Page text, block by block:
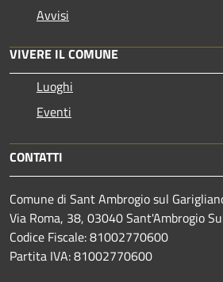
Avvisi
VIVERE IL COMUNE
Luoghi
Eventi
CONTATTI
Comune di Sant Ambrogio sul
Via Roma, 38, 03040 Sant'Ambrogio
Codice Fiscale: 81002770600
Partita IVA: 81002770600